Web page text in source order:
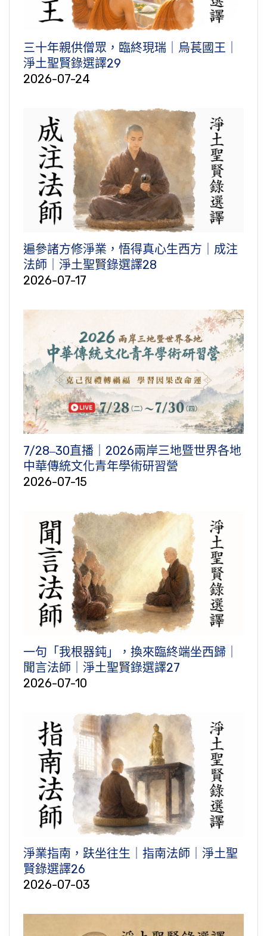
三十年親供僧眾，臨終現瑞｜烏萇國王｜
淨土聖賢錄選譯29
2026-07-24
遍參諸方修淨業，悟得真心生西方｜成注
法師｜淨土聖賢錄選譯28
2026-07-17
7/28‒30直播｜2026兩岸三地暨世界各地
中華傳統文化青年學術研習營
2026-07-15
一句「我根器鈍」，換來臨終端坐西歸｜
聞言法師｜淨土聖賢錄選譯27
2026-07-10
淨業指南，趺坐往生｜指南法師｜淨土聖
賢錄選譯26
2026-07-03